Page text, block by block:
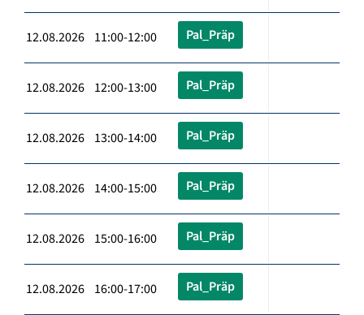
12.08.2026 11:00-12:00 Pal_Präp
12.08.2026 12:00-13:00 Pal_Präp
12.08.2026 13:00-14:00 Pal_Präp
12.08.2026 14:00-15:00 Pal_Präp
12.08.2026 15:00-16:00 Pal_Präp
12.08.2026 16:00-17:00 Pal_Präp